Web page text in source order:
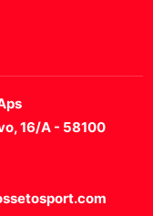
16/A - 58100